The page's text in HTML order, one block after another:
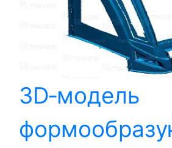
3D‑модель